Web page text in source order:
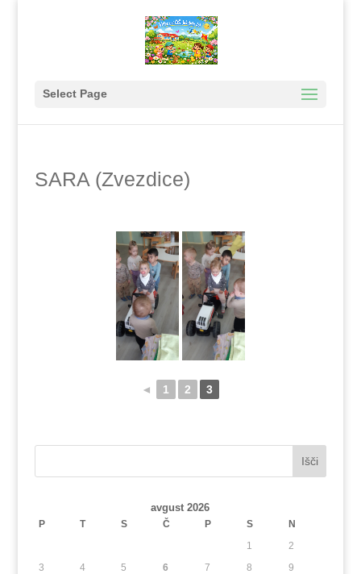
Select Page
SARA (Zvezdice)
◄ 1 2 3
Išči
avgust 2026
P T S Č P S
N
1
2
3
4 5 6 7 8
9